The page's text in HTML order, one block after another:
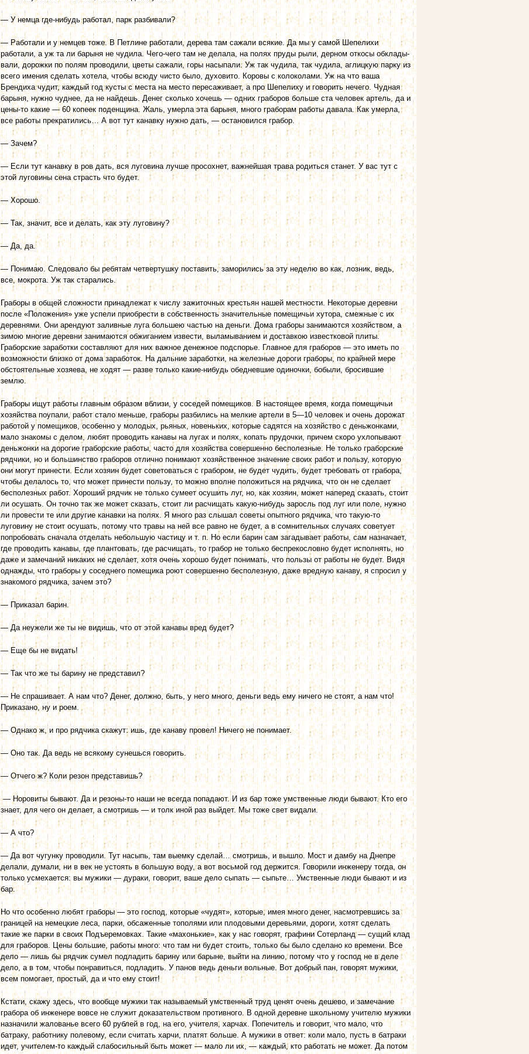
— У немца где-нибудь работал, парк разбивали?
— Работали и у немцев тоже. В Петлине работали, дерева там сажали всякие. Да мы у самой Шепелихи
работали, а уж та ли барыня не чудила. Чего-чего там не делала, на полях пруды рыли, дерном откосы обклады­
вали, дорожки по полям проводили, цветы сажали, горы насыпали. Уж так чудила, так чудила, аглицкую парку из
всего имения сделать хотела, чтобы всюду чисто было, духовито. Коровы с колоколами. Уж на что ваша
Брендиха чудит, каждый год кусты с места на место пересаживает, а про Шепелиху и говорить нечего. Чудная
барыня, нужно чуднее, да не найдешь. Денег сколько хочешь — одних граборов больше ста человек артель, да и
цены-то какие — 60 копеек поденщина. Жаль, умерла эта барыня, много граборам работы давала. Как умерла,
все работы прекра­тились… А вот тут канавку нужно дать, — остановился грабор.
— Зачем?
— Если тут канавку в ров дать, вся луговина лучше просохнет, важнейшая трава родиться станет. У вас тут с
этой луговины сена страсть что будет.
— Хорошо.
— Так, значит, все и делать, как эту луговину?
— Да, да.
— Понимаю. Следовало бы ребятам четвертушку поставить, заморились за эту неделю во как, лозник, ведь,
все, мокрота. Уж так старались.
Граборы в общей сложности принадлежат к числу зажиточных крестьян нашей местности. Некоторые деревни
после «Положения» уже успели при­обрести в собственность значительные помещичьи хутора, смежные с их
деревнями. Они арендуют заливные луга большею частью на деньги. Дома граборы занимаются хозяйством, а
зимою многие деревни занимаются обжиганием извести, выламыванием и доставкою известковой плиты.
Граборские заработки составляют для них важное денежное подспорье. Глав­ное для граборов — это иметь по
возможности близко от дома заработок. На дальние заработки, на железные дороги граборы, по крайней мере
обстоятельные хозяева, не ходят — разве только какие-нибудь обедневшие одиночки, бобыли, бросившие
землю.
Граборы ищут работы главным образом вблизи, у соседей помещиков. В настоящее время, когда помещичьи
хозяйства поупали, работ стало меньше, граборы разбились на мелкие артели в 5—10 человек и очень дорожат
работой у помещиков, особенно у молодых, рьяных, новеньких, которые садятся на хозяйство с деньжонками,
мало знакомы с делом, любят про­водить канавы на лугах и полях, копать прудочки, причем скоро ухлопы­вают
деньжонки на дорогие граборские работы, часто для хозяйства совершенно бесполезные. Не только граборские
рядчики, но и большинство граборов отлично понимают хозяйственное значение своих работ и пользу, которую
они могут принести. Если хозяин будет советоваться с грабором, не будет чудить, будет требовать от грабора,
чтобы делалось то, что может принести пользу, то можно вполне положиться на рядчика, что он не сделает
бесполезных работ. Хороший рядчик не только сумеет осушить луг, но, как хозяин, может наперед сказать, стоит
ли осушать. Он точно так же может сказать, стоит ли расчищать какую-нибудь заросль под луг или поле, нужно
ли провести те или другие канавки на полях. Я много раз слышал советы опытного рядчика, что такую-то
луговину не стоит осушать, потому что травы на ней все равно не будет, а в сомнительных случаях советует
попробовать сначала отделать небольшую частицу и т. п. Но если барин сам загадывает работы, сам назначает,
где проводить ка­навы, где плантовать, где расчищать, то грабор не только беспрекословно будет исполнять, но
даже и замечаний никаких не сделает, хотя очень хорошо будет понимать, что пользы от работы не будет. Видя
однажды, что граборы у соседнего помещика роют совершенно бесполезную, даже вредную канаву, я спросил у
знакомого рядчика, зачем это?
— Приказал барин.
— Да неужели же ты не видишь, что от этой канавы вред будет?
— Еще бы не видать!
— Так что же ты барину не представил?
— Не спрашивает. А нам что? Денег, должно, быть, у него много, деньги ведь ему ничего не стоят, а нам что!
Приказано, ну и роем.
— Однако ж, и про рядчика скажут: ишь, где канаву провел! Ничего не понимает.
— Оно так. Да ведь не всякому сунешься говорить.
— Отчего ж? Коли резон представишь?
— Норовиты бывают. Да и резоны-то наши не всегда попадают. И из бар тоже умственные люди бывают. Кто его
знает, для чего он делает, а смотришь — и толк иной раз выйдет. Мы тоже свет видали.
— А что?
— Да вот чугунку проводили. Тут насыпь, там выемку сделай… смотришь, и вышло. Мост и дамбу на Днепре
делали, думали, ни в век не устоять в большую воду, а вот восьмой год держится. Говорили инженеру тогда, он
только усмехается: вы мужики — дураки, говорит, ваше дело сыпать — сыпьте… Умственные люди бывают и из
бар.
Но что особенно любят граборы — это господ, которые «чудят», которые, имея много денег, насмотревшись за
границей на немецкие леса, парки, обсаженные тополями или плодовыми деревьями, дороги, хотят сде­лать
такие же парки в своих Подъеремовках. Такие «махонькие», как у нас говорят, графини Сотерланд — сущий клад
для граборов. Цены большие, работы много: что там ни будет стоить, только бы было сделано ко времени. Все
дело — лишь бы рядчик сумел подладить барину или барыне, выйти на линию, потому что у господ не в деле
дело, а в том, чтобы понравиться, подладить. У панов ведь деньги вольные. Вот добрый пан, говорят мужики,
всем помогает, простый, да и что ему стоит!
Кстати, скажу здесь, что вообще мужики так называемый умственный труд ценят очень дешево, и замечание
грабора об инженере вовсе не служит доказательством противного. В одной деревне школьному учителю мужики
назначили жалованье всего 60 рублей в год, на его, учителя, харчах. Попечитель и говорит, что мало, что
батраку, работнику полевому, если считать харчи, платят больше. А мужики в ответ: коли мало, пусть в батраки
идет, учителем-то каждый слабосильный быть может — мало ли их, — каждый, кто работать не может. Да потом